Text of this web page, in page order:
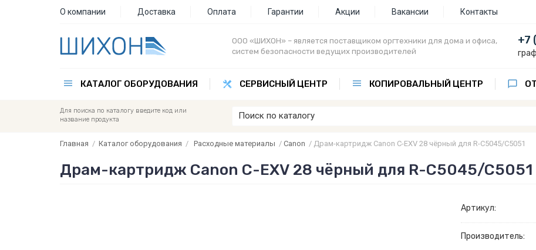
О компании Доставка Оплата Гарантии Акции Вакансии Контакты
ООО «ШИХОН» – является поставщиком оргтехники для дома и офиса,
систем безопасности ведущих производителей
+7
КАТАЛОГ ОБОРУДОВАНИЯ СЕРВИСНЫЙ ЦЕНТР КОПИРОВАЛЬНЫЙ ЦЕНТР
Для поиска по каталогу введите код или
название продукта
Главная / Каталог оборудования / Расходные материалы / Canon / Драм-картридж Canon C-EXV 28 чёрный для R-C5045/C5051
Драм-картридж Canon C-EXV 28 чёрный для R-C5045/C5051
Артикул:
Производитель: